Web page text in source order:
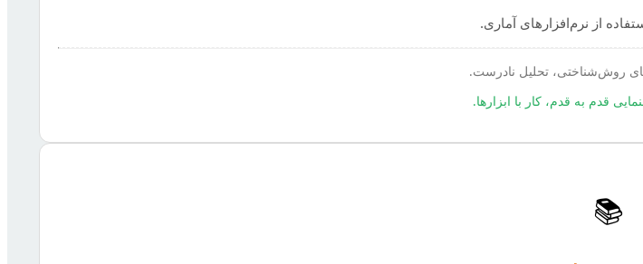
از نرم‌افزارهای آماری.
روش‌شناختی، تحلیل نادرست.
قدم به قدم، کار با ابزارها.
📚